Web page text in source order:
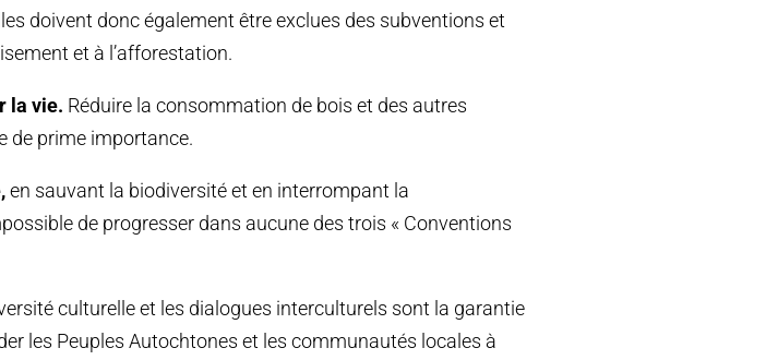
doivent donc également être exclues des subventions et
et à l’afforestation.
la vie. Réduire la consommation de bois et des autres
de prime importance.
en sauvant la biodiversité et en interrompant la
de progresser dans aucune des trois « Conventions
culturelle et les dialogues interculturels sont la garantie
les Peuples Autochtones et les communautés locales à